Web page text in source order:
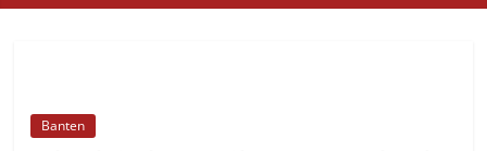
Banten